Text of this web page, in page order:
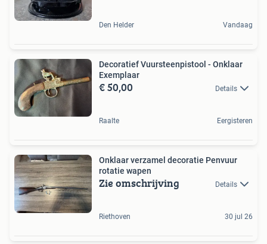
Den Helder Vandaag
Decoratief Vuursteenpistool - Onklaar
Exemplaar
€ 50,00 Details
Raalte Eergisteren
Onklaar verzamel decoratie Penvuur
rotatie wapen
Zie omschrijving Details
Riethoven 30 jul 26